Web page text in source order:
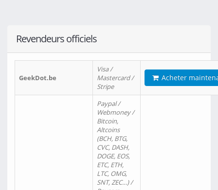
Revendeurs officiels
GeekDot.be
Visa /
Mastercard /
Stripe
Acheter
Paypal /
Webmoney /
Bitcoin,
Altcoins
(BCH, BTG,
CVC, DASH,
DOGE, EOS,
ETC, ETH,
LTC, OMG,
SNT, ZEC…) /